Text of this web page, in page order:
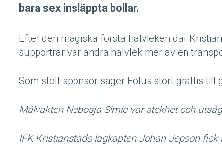
bara sex insläppta bollar.
Efter den magiska första halvleken där
supportrar var andra halvlek mer av en
Som stolt sponsor säger Eolus stort grattis till
Målvakten Nebosja Simic var stekhet och
IFK Kristianstads lagkapten Johan Jepson